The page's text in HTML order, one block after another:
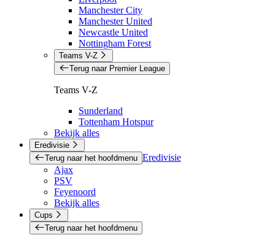
Manchester City
Manchester United
Newcastle United
Nottingham Forest
Teams V-Z
Terug naar Premier League
Teams V-Z
Sunderland
Tottenham Hotspur
Bekijk alles
Eredivisie
Terug naar het hoofdmenu Eredivisie
Ajax
PSV
Feyenoord
Bekijk alles
Cups
Terug naar het hoofdmenu